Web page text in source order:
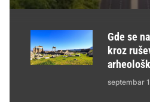
Gde se
kroz
septembar